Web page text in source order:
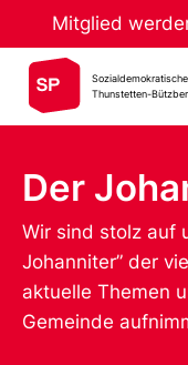
Mitglied
Thunstetten-
Der
Wir sind stolz auf
Johanniter” der
aktuelle Themen
Gemeinde